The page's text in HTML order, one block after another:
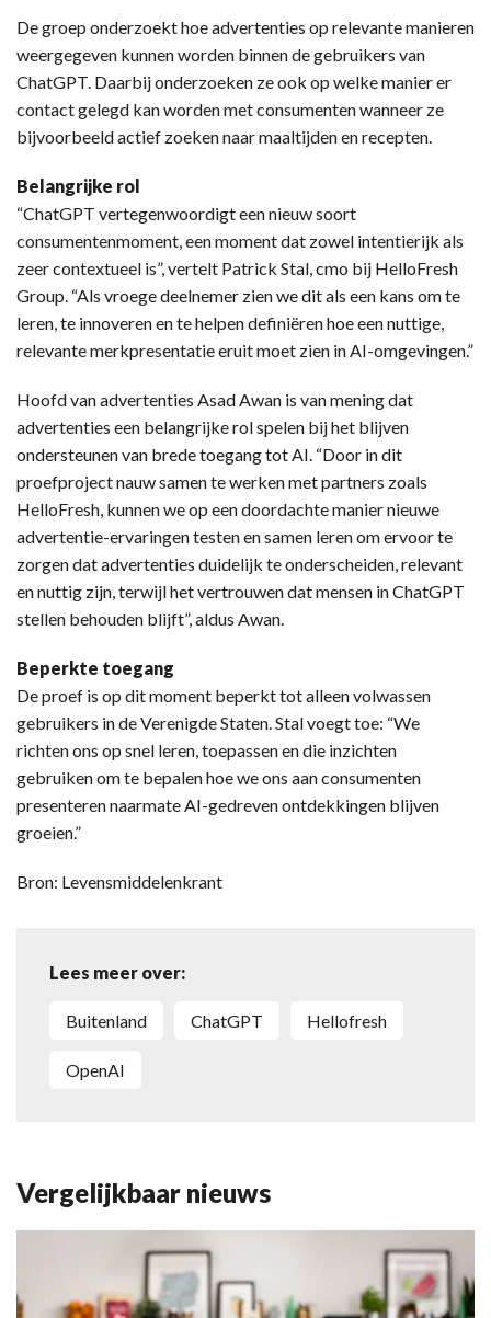
De groep onderzoekt hoe advertenties op relevante manieren
weergegeven kunnen worden binnen de gebruikers van
ChatGPT. Daarbij onderzoeken ze ook op welke manier er
contact gelegd kan worden met consumenten wanneer ze
bijvoorbeeld actief zoeken naar maaltijden en recepten.
Belangrijke rol
“ChatGPT vertegenwoordigt een nieuw soort
consumentenmoment, een moment dat zowel intentierijk als
zeer contextueel is”, vertelt Patrick Stal, cmo bij HelloFresh
Group. “Als vroege deelnemer zien we dit als een kans om te
leren, te innoveren en te helpen definiëren hoe een nuttige,
relevante merkpresentatie eruit moet zien in AI-omgevingen.”
Hoofd van advertenties Asad Awan is van mening dat
advertenties een belangrijke rol spelen bij het blijven
ondersteunen van brede toegang tot AI. “Door in dit
proefproject nauw samen te werken met partners zoals
HelloFresh, kunnen we op een doordachte manier nieuwe
advertentie-ervaringen testen en samen leren om ervoor te
zorgen dat advertenties duidelijk te onderscheiden, relevant
en nuttig zijn, terwijl het vertrouwen dat mensen in ChatGPT
stellen behouden blijft”, aldus Awan.
Beperkte toegang
De proef is op dit moment beperkt tot alleen volwassen
gebruikers in de Verenigde Staten. Stal voegt toe: “We
richten ons op snel leren, toepassen en die inzichten
gebruiken om te bepalen hoe we ons aan consumenten
presenteren naarmate AI-gedreven ontdekkingen blijven
groeien.”
Bron: Levensmiddelenkrant
Lees meer over:
Buitenland ChatGPT Hellofresh
OpenAI
Vergelijkbaar nieuws